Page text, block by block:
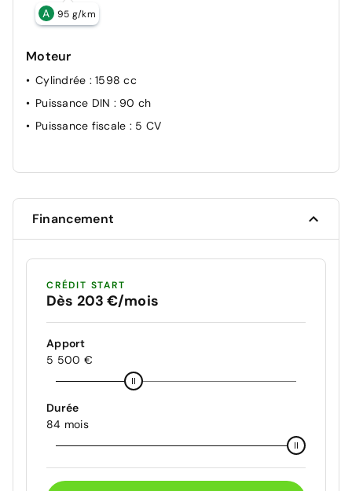
A 95 g/km
Moteur
Cylindrée : 1598 cc
Puissance DIN : 90 ch
Puissance fiscale : 5 CV
Financement
CRÉDIT START
Dès 203 €/mois
Apport
5 500 €
Durée
84 mois